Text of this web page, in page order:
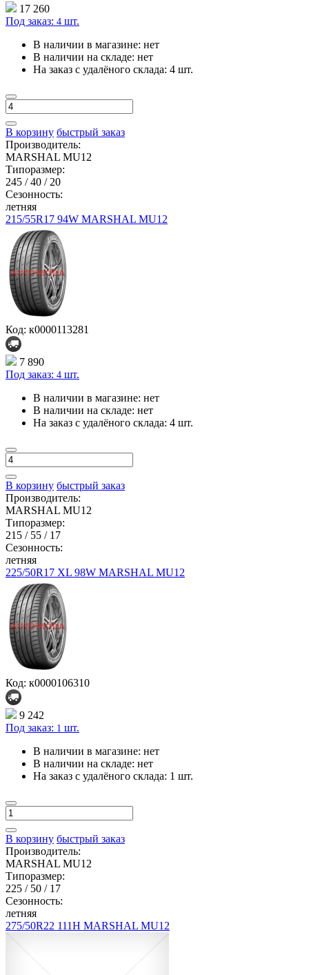
17 260
Под заказ: 4 шт.
В наличии в магазине: нет
В наличии на складе: нет
На заказ с удалёного склада: 4 шт.
В корзину быстрый заказ
Производитель:
MARSHAL MU12
Типоразмер:
245 / 40 / 20
Сезонность:
летняя
215/55R17 94W MARSHAL MU12
Код: к0000113281
7 890
Под заказ: 4 шт.
В наличии в магазине: нет
В наличии на складе: нет
На заказ с удалёного склада: 4 шт.
В корзину быстрый заказ
Производитель:
MARSHAL MU12
Типоразмер:
215 / 55 / 17
Сезонность:
летняя
225/50R17 XL 98W MARSHAL MU12
Код: к0000106310
9 242
Под заказ: 1 шт.
В наличии в магазине: нет
В наличии на складе: нет
На заказ с удалёного склада: 1 шт.
В корзину быстрый заказ
Производитель:
MARSHAL MU12
Типоразмер:
225 / 50 / 17
Сезонность:
летняя
275/50R22 111H MARSHAL MU12